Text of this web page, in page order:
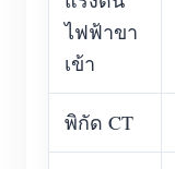
ไฟฟ้าขา
เข้า
พิกัด CT